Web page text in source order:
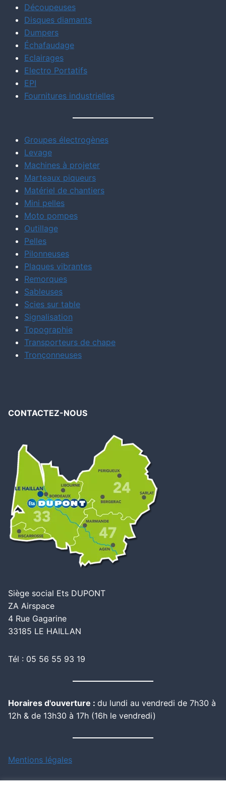
Découpeuses
Disques diamants
Dumpers
Échafaudage
Eclairages
Electro Portatifs
EPI
Fournitures industrielles
Groupes électrogènes
Levage
Machines à projeter
Marteaux piqueurs
Matériel de chantiers
Mini pelles
Moto pompes
Outillage
Pelles
Pilonneuses
Plaques vibrantes
Remorques
Sableuses
Scies sur table
Signalisation
Topographie
Transporteurs de chape
Tronçonneuses
CONTACTEZ-NOUS
Siège social Ets DUPONT
ZA Airspace
4 Rue Gagarine
33185 LE HAILLAN
Tél : 05 56 55 93 19
Horaires d'ouverture : du lundi au vendredi de 7h30 à
12h & de 13h30 à 17h (16h le vendredi)
Mentions légales